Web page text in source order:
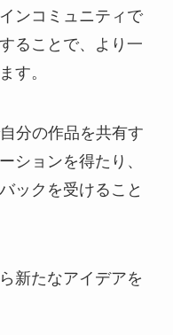
ンコミュニティで
ることで、より一
す。
分の作品を共有す
ションを得たり、
ックを受けること
新たなアイデアを